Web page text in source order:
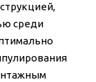
среди